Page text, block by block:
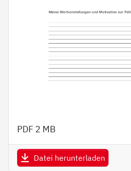
PDF 2 MB
Datei herunterladen